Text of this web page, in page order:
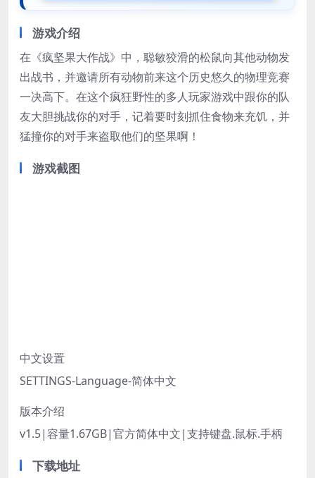
游戏介绍
在《疯坚果大作战》中，聪敏狡滑的松鼠向其他动物发
出战书，并邀请所有动物前来这个历史悠久的物理竞赛
一决高下。在这个疯狂野性的多人玩家游戏中跟你的队
友大胆挑战你的对手，记着要时刻抓住食物来充饥，并
猛撞你的对手来盗取他们的坚果啊！
游戏截图
中文设置
SETTINGS-Language-简体中文
版本介绍
v1.5|容量1.67GB|官方简体中文|支持键盘.鼠标.手柄
下载地址